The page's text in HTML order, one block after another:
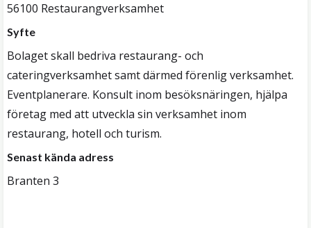
56100 Restaurangverksamhet
Syfte
Bolaget skall bedriva restaurang- och
cateringverksamhet samt därmed förenlig verksamhet.
Eventplanerare. Konsult inom besöksnäringen, hjälpa
företag med att utveckla sin verksamhet inom
restaurang, hotell och turism.
Senast kända adress
Branten 3